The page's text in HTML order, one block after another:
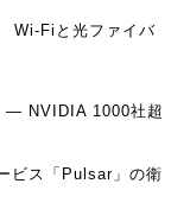
Wi-Fiと光ファイバ
― NVIDIA 1000社超
ビス「Pulsar」の衛